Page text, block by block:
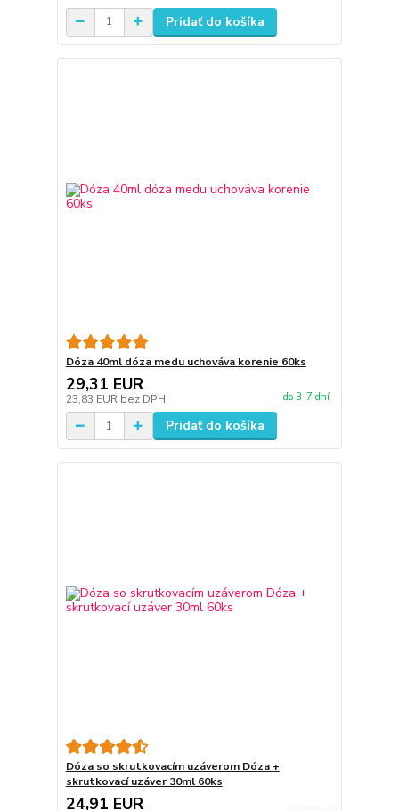
Pridať do košíka
Dóza 40ml dóza medu uchováva korenie 60ks
29,31 EUR
23,83 EUR bez DPH do 3-7 dní
Pridať do košíka
Dóza so skrutkovacím uzáverom Dóza +
skrutkovací uzáver 30ml 60ks
24,91 EUR